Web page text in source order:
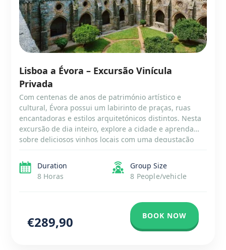
Lisboa a Évora – Excursão Vinícula
Privada
Com centenas de anos de património artístico e
cultural, Évora possui um labirinto de praças, ruas
encantadoras e estilos arquitetónicos distintos. Nesta
excursão de dia inteiro, explore a cidade e aprenda
sobre deliciosos vinhos locais com uma degustação
Duration
8 Horas
Group Size
8 People/vehicle
€289,90 BOOK NOW